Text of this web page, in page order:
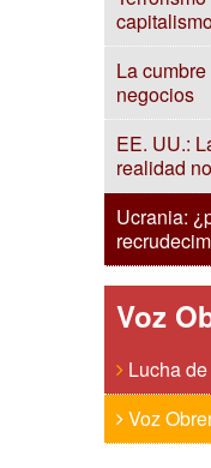
La
negocios
EE. UU.:
realidad
Ucrania:
Voz
Lucha
Voz